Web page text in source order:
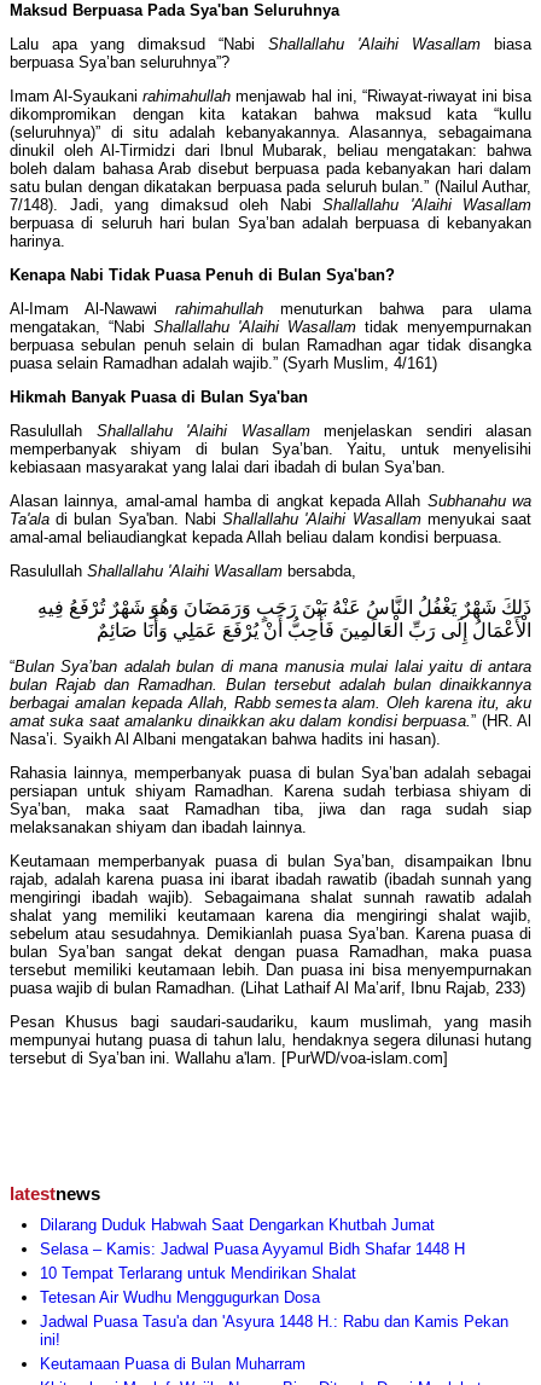
Maksud Berpuasa Pada Sya'ban Seluruhnya
Lalu apa yang dimaksud “Nabi Shallallahu 'Alaihi Wasallam
biasa
berpuasa Sya’ban seluruhnya”?
Imam Al-Syaukanirahimahullahmenjawab hal ini, “Riwayat-riwayat ini bisa
dikompromikan dengan kita katakan bahwa maksud kata “kullu
(seluruhnya)” di situ adalah kebanyakannya. Alasannya, sebagaimana
dinukil oleh Al-Tirmidzi dari Ibnul Mubarak, beliau mengatakan: bahwa
boleh dalam bahasa Arab disebut berpuasa pada kebanyakan hari dalam
satu bulan dengan dikatakan berpuasa pada seluruh bulan.” (Nailul Authar,
7/148). Jadi, yang dimaksud oleh Nabi Shallallahu 'Alaihi Wasallam
berpuasa di seluruh hari bulan Sya’ban adalah berpuasa di kebanyakan
harinya.
Kenapa Nabi Tidak Puasa Penuh di Bulan Sya'ban?
Al-Imam Al-Nawawi rahimahullahmenuturkan bahwa para ulama
mengatakan, “Nabi Shallallahu 'Alaihi Wasallam tidak menyempurnakan
berpuasa sebulan penuh selain di bulan Ramadhan agar tidak disangka
puasa selain Ramadhan adalah wajib.” (Syarh Muslim, 4/161)
Hikmah Banyak Puasa di Bulan Sya'ban
Rasulullah Shallallahu 'Alaihi Wasallammenjelaskan sendiri alasan
memperbanyak shiyam di bulan Sya’ban. Yaitu, untuk menyelisihi
kebiasaan masyarakat yang lalai dari ibadah di bulan Sya’ban.
Alasan lainnya, amal-amal hamba di angkat kepada Allah Subhanahu wa
Ta'ala di bulan Sya'ban. NabiShallallahu 'Alaihi Wasallammenyukai saat
amal-amal beliaudiangkat kepada Allah beliau dalam kondisi berpuasa.
Rasulullah Shallallahu 'Alaihi Wasallam bersabda,
ذَلِكَ شَهْرٌ يَغْفُلُ النَّاسُ عَنْهُ بَيْنَ رَجَبٍ وَرَمَضَانَ وَهُوَ شَهْرٌ تُرْفَعُ فِيهِ
الْأَعْمَالُ إِلَى رَبِّ الْعَالَمِينَ فَأُحِبُّ أَنْ يُرْفَعَ عَمَلِي وَأَنَا صَائِمٌ
“Bulan Sya’ban adalah bulan di mana manusia mulai lalai yaitu di antara
bulan Rajab dan Ramadhan. Bulan tersebut adalah bulan dinaikkannya
berbagai amalan kepada Allah, Rabb semesta alam. Oleh karena itu, aku
amat suka saat amalanku dinaikkan aku dalam kondisi berpuasa.” (HR. Al
Nasa’i. Syaikh Al Albani mengatakan bahwa hadits ini hasan).
Rahasia lainnya, memperbanyak puasa di bulan Sya’ban adalah sebagai
persiapan untuk shiyam Ramadhan. Karena sudah terbiasa shiyam di
Sya’ban, maka saat Ramadhan tiba, jiwa dan raga sudah siap
melaksanakan shiyam dan ibadah lainnya.
Keutamaan memperbanyak puasa di bulan Sya’ban, disampaikan Ibnu
rajab, adalah karena puasa ini ibarat ibadah rawatib (ibadah sunnah yang
mengiringi ibadah wajib). Sebagaimana shalat sunnah rawatib adalah
shalat yang memiliki keutamaan karena dia mengiringi shalat wajib,
sebelum atau sesudahnya. Demikianlah puasa Sya’ban. Karena puasa di
bulan Sya’ban sangat dekat dengan puasa Ramadhan, maka puasa
tersebut memiliki keutamaan lebih. Dan puasa ini bisa menyempurnakan
puasa wajib di bulan Ramadhan. (Lihat Lathaif Al Ma’arif, Ibnu Rajab, 233)
Pesan Khusus bagi saudari-saudariku, kaum muslimah, yang masih
mempunyai hutang puasa di tahun lalu, hendaknya segera dilunasi hutang
tersebut di Sya’ban ini. Wallahu a'lam. [PurWD/voa-islam.com]
latestnews
Dilarang Duduk Habwah Saat Dengarkan Khutbah Jumat
Selasa – Kamis: Jadwal Puasa Ayyamul Bidh Shafar 1448 H
10 Tempat Terlarang untuk Mendirikan Shalat
Tetesan Air Wudhu Menggugurkan Dosa
Jadwal Puasa Tasu'a dan 'Asyura 1448 H.: Rabu dan Kamis Pekan
ini!
Keutamaan Puasa di Bulan Muharram